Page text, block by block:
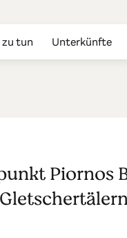
zu tun Unterkünfte
Piornos